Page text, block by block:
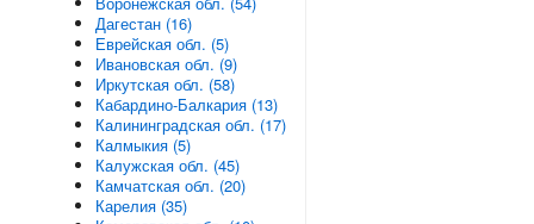
Дагестан (16)
Еврейская обл. (5)
Ивановская обл. (9)
Иркутская обл. (58)
Кабардино-Балкария (13)
Калининградская обл. (17)
Калмыкия (5)
Калужская обл. (45)
Камчатская обл. (20)
Карелия (35)